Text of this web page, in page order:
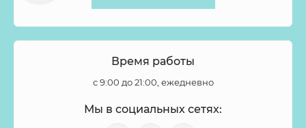
Время работы
с 9:00 до 21:00, ежедневно
Мы в социальных сетях: